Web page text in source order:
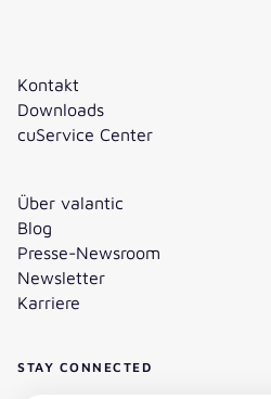
Kontakt
Downloads
cuService Center
Über valantic
Blog
Presse-Newsroom
Newsletter
Karriere
STAY CONNECTED